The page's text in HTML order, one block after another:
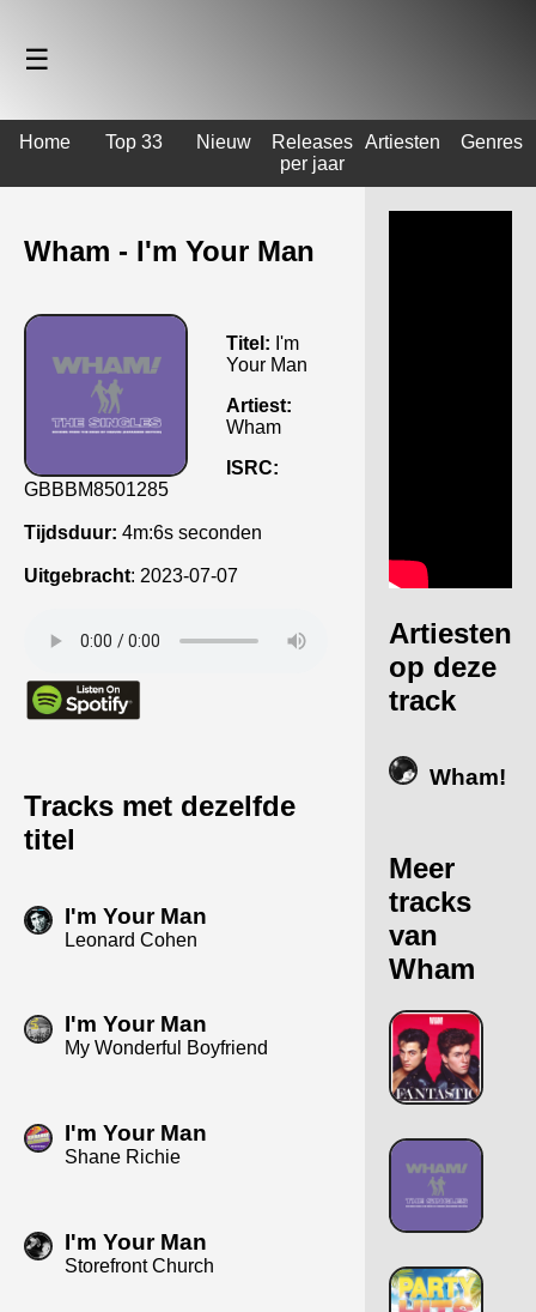
☰
Home Top 33 Nieuw
Releases
per jaar
Artiesten Genres
Wham - I'm Your Man
Titel: I'm
Your Man
Artiest:
Wham
ISRC:
GBBBM8501285
Tijdsduur: 4m:6s seconden
Uitgebracht: 2023-07-07
Tracks met dezelfde
titel
I'm Your Man
Leonard Cohen
I'm Your Man
My Wonderful Boyfriend
I'm Your Man
Shane Richie
I'm Your Man
Storefront Church
Artiesten
op deze
track
Wham!
Meer
tracks
van
Wham